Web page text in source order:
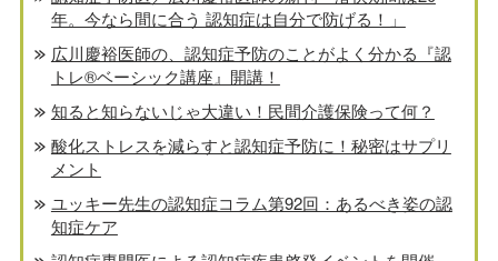
年。今なら間に合う 認知症は自分で防げる！」
広川慶裕医師の、認知症予防のことがよく分かる『認
トレ®️ベーシック講座』開講！
知ると知らないじゃ大違い！民間介護保険って何？
酸化ストレスを減らすと認知症予防に！秘密はサプリ
メント
ユッキー先生の認知症コラム第92回：あるべき姿の認
知症ケア